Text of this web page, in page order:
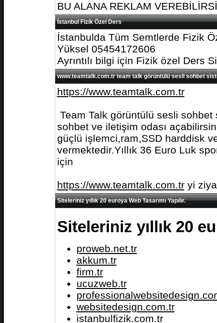
BU ALANA REKLAM
İstanbul Fizik Özel Ders
İstanbulda Tüm Semtlerde Fizik
Yüksel 05454172606
Ayrıntılı bilgi için Fizik özel Ders
www.teamtalk.com.tr team talk görüntülü sesli sohbet
https://www.teamtalk.com.tr
Team Talk görüntülü sesli
sohbet ve iletişim odası
güçlü işlemci,ram,SSD harddisk
vermektedir.Yıllık 36 Euro Luk
için
https://www.teamtalk.com.tryi
Siteleriniz yıllık 20 euroya Web Tasarımı Yapılır.
Siteleriniz yıllık 20
proweb.net.tr
akkum.tr
firm.tr
ucuzweb.tr
websitedesign.com.tr
istanbulfizik.com.tr